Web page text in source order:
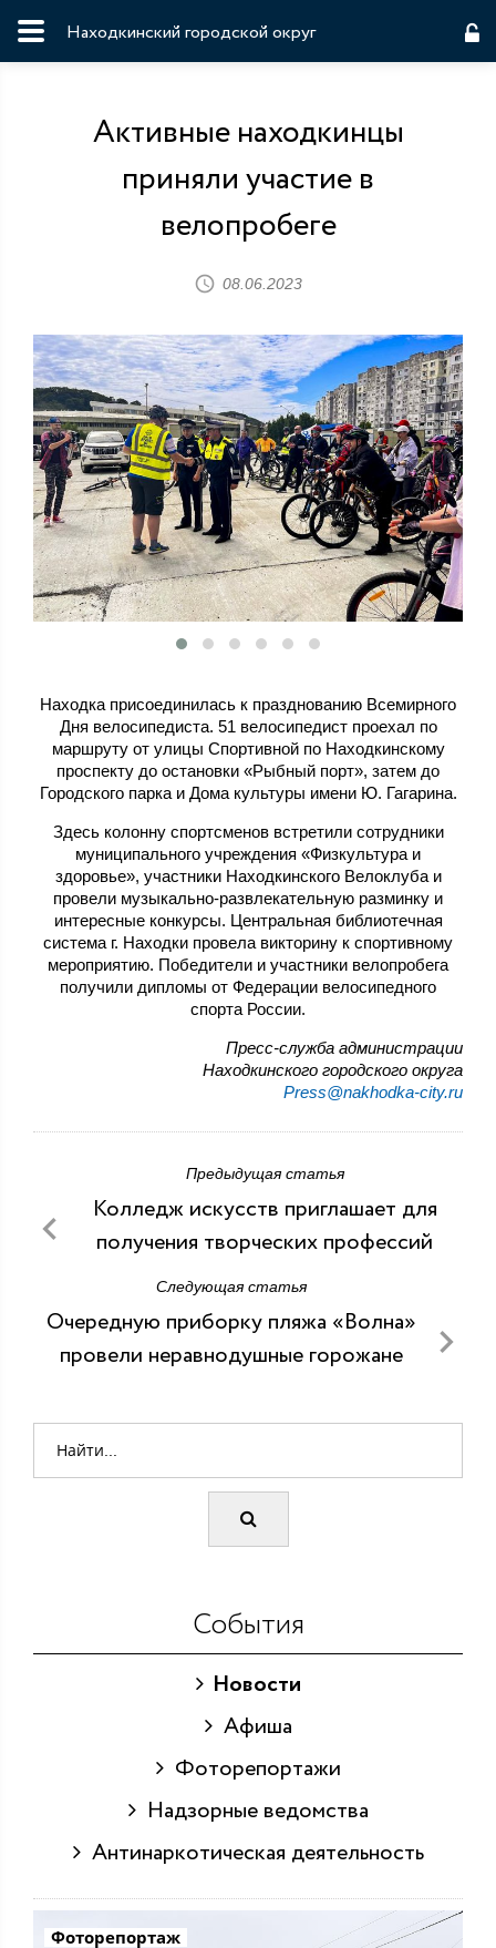
Находкинский городской округ
Активные находкинцы
приняли участие в
велопробеге
08.06.2023
Находка присоединилась к празднованию Всемирного
Дня велосипедиста. 51 велосипедист проехал по
маршруту от улицы Спортивной по Находкинскому
проспекту до остановки «Рыбный порт», затем до
Городского парка и Дома культуры имени Ю. Гагарина.
Здесь колонну спортсменов встретили сотрудники
муниципального учреждения «Физкультура и
здоровье», участники Находкинского Велоклуба и
провели музыкально-развлекательную разминку и
интересные конкурсы. Центральная библиотечная
система г. Находки провела викторину к спортивному
мероприятию. Победители и участники велопробега
получили дипломы от Федерации велосипедного
спорта России.
Пресс-служба администрации
Находкинского городского округа
Press@nakhodka-city.ru
Предыдущая статья
Колледж искусств приглашает для
получения творческих профессий
Следующая статья
Очередную приборку пляжа «Волна»
провели неравнодушные горожане
События
Новости
Афиша
Фоторепортажи
Надзорные ведомства
Антинаркотическая деятельность
Фоторепортаж